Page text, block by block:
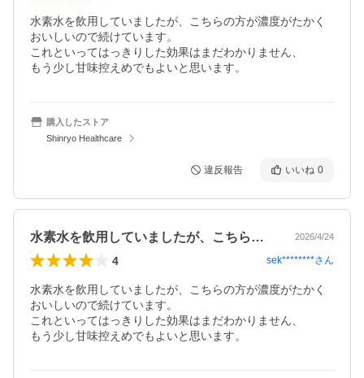
水素水を飲用していましたが、こちらの方が濃度がたかく
おいしいので続けています。
これといってはっきりした効果はまだわかりません、
もう少し甘味控えめでもよいと思います。
購入したストア
Shinryo Healthcare
違反報告 いいね 0
水素水を飲用していましたが、こちらの方… 2026/4/24
4 sek********さん
水素水を飲用していましたが、こちらの方が濃度がたかく
おいしいので続けています。
これといってはっきりした効果はまだわかりません、
もう少し甘味控えめでもよいと思います。